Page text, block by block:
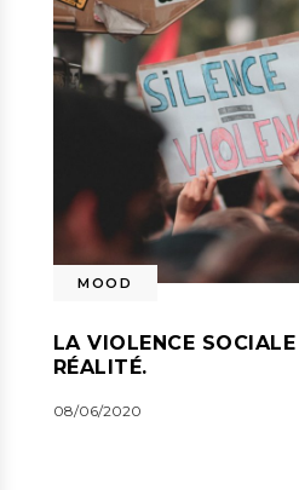
MOOD
LA VIOLENCE
RÉALITÉ.
08/06/2020